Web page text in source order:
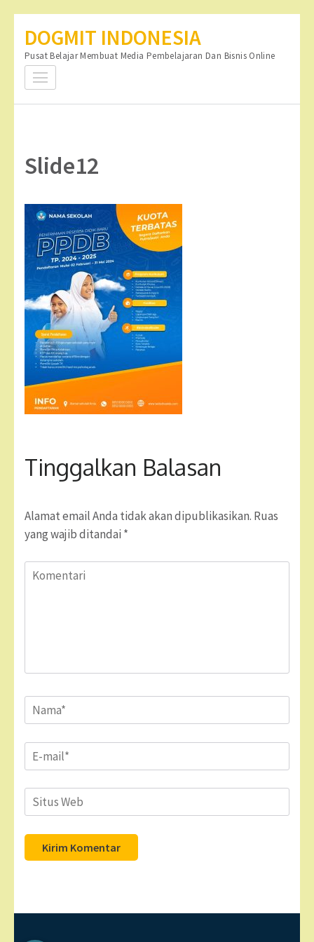
konten
(Tekan
DOGMIT INDONESIA
Pusat Belajar Membuat Media Pembelajaran Dan Bisnis Online
Slide12
Tinggalkan Balasan
Alamat email Anda tidak akan dipublikasikan. Ruas
yang wajib ditandai *
Komentari
Name*
Email*
Situs
Web